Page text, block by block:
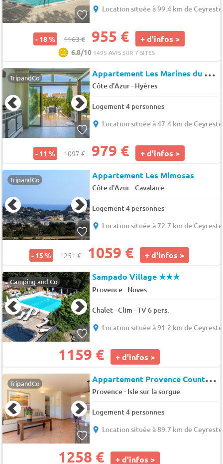
Location située à 99.4 km de Ceyreste
- 18 % 1163 € 955 € + d'infos >
6.8/10 1495 AVIS SUR 7 SITES
TripandCo A
ppartement Les Marines du Levant
Côte d'Azur- Hyères
Logement 4 personnes
Location située à 47.4 km de Ceyreste
- 11 % 1097 € 979 € + d'infos >
TripandCo Appartement Les Mimosas
Côte d'Azur-Cavalaire
Logement 4 personnes
Location située à 72.7 km de Ceyreste
- 15 % 1251 € 1059 € + d'infos >
Camping and Co Sampado Village★★★
Provence- Noves
Chalet - Clim - TV 6 pers.
Location située à 91.2 km de Ceyreste
1159 € + d'infos >
TripandCo A
ppartement Provence Country Club
Provence- Isle sur la sorgue
Logement 4 personnes
Location située à 89.7 km de Ceyreste
1258 € + d'infos >